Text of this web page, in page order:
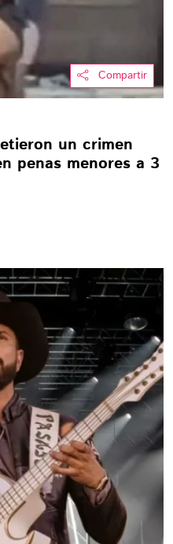
Compartir
un crimen
penas menores a 3